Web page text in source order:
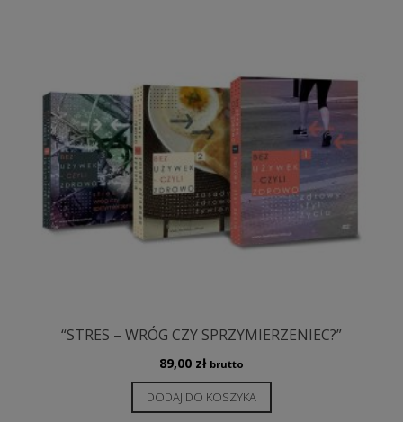
“STRES – WRÓG CZY SPRZYMIERZENIEC?”
89,00 zł brutto
DODAJ DO KOSZYKA